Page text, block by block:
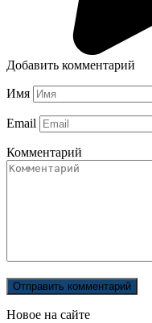
Добавить комментарий
Имя
Email
Комментарий
Новое на сайте